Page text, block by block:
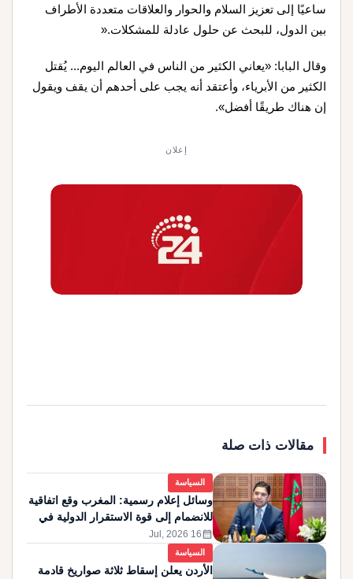
ساعيًا إلى تعزيز السلام والحوار والعلاقات متعددة الأطراف
بين الدول، للبحث عن حلول عادلة للمشكلات».
وقال البابا: «يعاني الكثير من الناس في العالم اليوم... يُقتل
الكثير من الأبرياء، وأعتقد أنه يجب على أحدهم أن يقف ويقول
إن هناك طريقًا أفضل».
إعلان
مقالات ذات صلة
السياسة
وسائل إعلام رسمية: المغرب وقع اتفاقية
للانضمام إلى قوة الاستقرار الدولية في
غزة
calendar_month
16 Jul, 2026
السياسة
الأردن يعلن إسقاط ثلاثة صواريخ قادمة